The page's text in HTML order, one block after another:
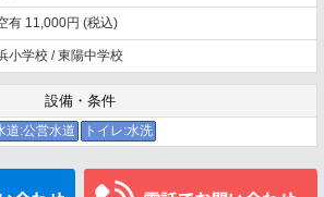
有 11,000円 (税込)
小学校 / 東陽中学校
設備・条件
道:公営水道 トイレ:水洗
メールでお問い合わせ